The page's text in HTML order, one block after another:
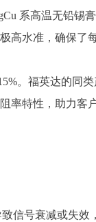
系高温无铅锡
高水准，确保了
。福英达的同
率特性，助力客
信号衰减或失效